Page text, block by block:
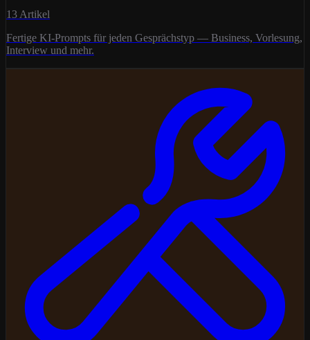
13 Artikel
Fertige KI-Prompts für jeden Gesprächstyp — Business, Vorlesung,
Interview und mehr.